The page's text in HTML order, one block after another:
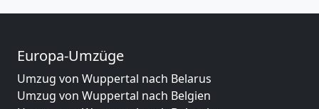
Europa-Umzüge
Umzug von Wuppertal nach Belarus
Umzug von Wuppertal nach Belgien